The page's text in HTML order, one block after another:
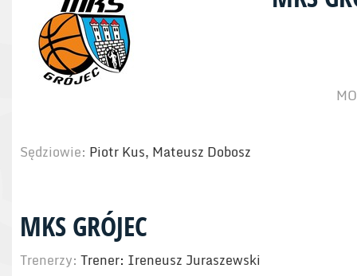
Sędziowie: Piotr Kus, Mateusz Dobosz
MKS GRÓJEC
Trenerzy: Trener: Ireneusz Juraszewski